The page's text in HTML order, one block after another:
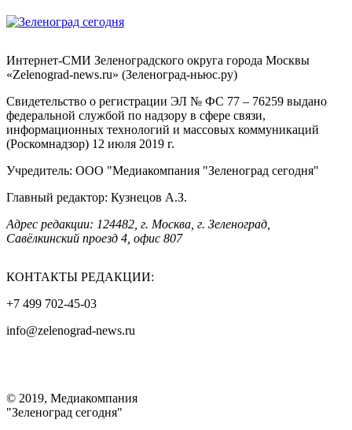
Интернет-СМИ Зеленоградского округа города Москвы
«Zelenograd-news.ru» (Зеленоград-ньюс.ру)
Свидетельство о регистрации ЭЛ № ФС 77 – 76259 выдано
федеральной службой по надзору в сфере связи,
информационных технологий и массовых коммуникаций
(Роскомнадзор) 12 июля 2019 г.
Учредитель: ООО "Медиакомпания "Зеленоград сегодня"
Главный редактор: Кузнецов А.З.
Адрес редакции: 124482, г. Москва, г. Зеленоград,
Савёлкинский проезд 4, офис 807
КОНТАКТЫ РЕДАКЦИИ:
+7 499 702-45-03
info@zelenograd-news.ru
© 2019, Медиакомпания
"Зеленоград сегодня"